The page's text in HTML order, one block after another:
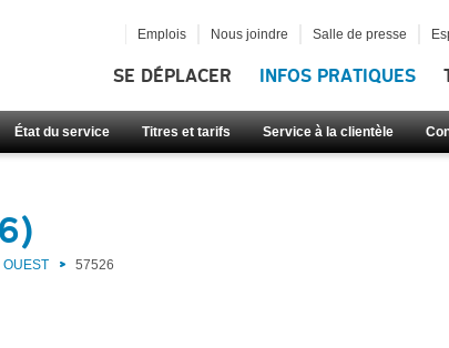
SE DÉPLACER INFOS PRATIQUES
État du service Titres et tarifs Service à la clientèle
Emplois Nous joindre Salle de presse
OUEST 57526